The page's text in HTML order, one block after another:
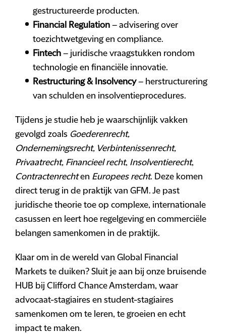
gestructureerde producten.
Financial Regulation – advisering over
toezichtwetgeving en compliance.
Fintech – juridische vraagstukken rondom
technologie en financiële innovatie.
Restructuring & Insolvency– herstructurering
van schulden en insolventieprocedures.
Tijdens je studie heb je waarschijnlijk vakken
gevolgd zoals Goederenrecht,
Ondernemingsrecht, Verbintenissenrecht,
Privaatrecht, Financieel recht, Insolventierecht,
Contractenrechten Europees recht. Deze komen
direct terug in de praktijk van GFM. Je past
juridische theorie toe op complexe, internationale
casussen en leert hoe regelgeving en commerciële
belangen samenkomen in de praktijk.
Klaar om in de wereld van Global Financial
Markets te duiken? Sluit je aan bij onze bruisende
HUB bij Clifford Chance Amsterdam, waar
advocaat-stagiaires en student-stagiaires
samenkomen om te leren, te groeien en echt
impact te maken.